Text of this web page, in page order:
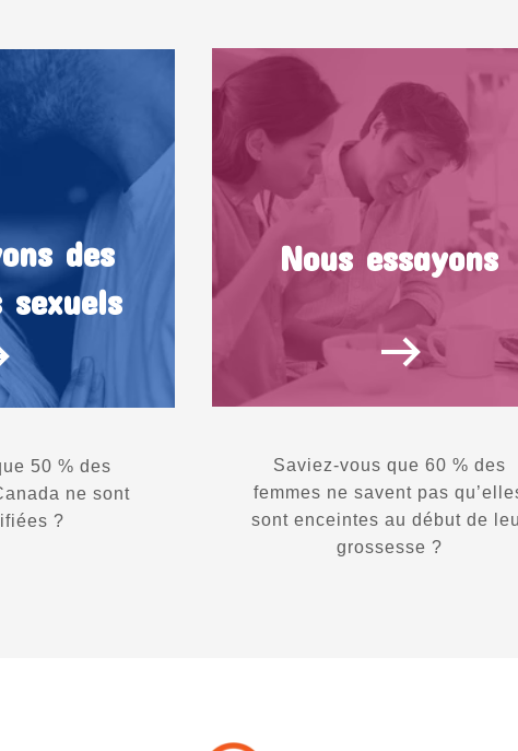
Nous essayons
des
50 % des
ne sont
?
Saviez-vous que 60 % des
femmes ne savent pas
sont enceintes au début de
grossesse ?